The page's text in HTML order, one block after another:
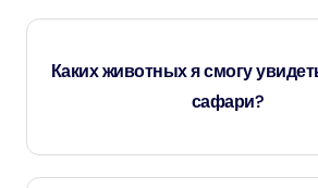
Продолжительность экскурсии
Каких животных я смогу
сафари?
Ожидайте увидеть арабских ориксов,